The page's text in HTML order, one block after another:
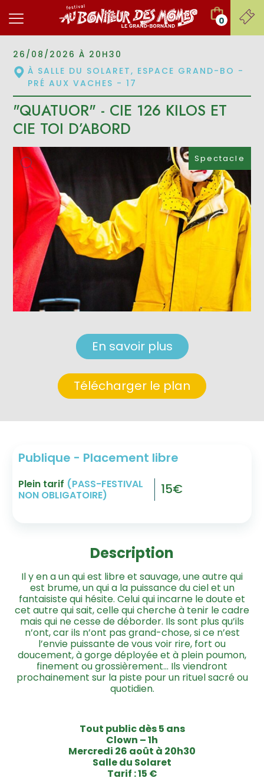
0
Télécharger le plan
En savoir plus
Spectacle
26/08/2026 À 20H30
À SALLE DU SOLARET, ESPACE GRAND-BO -
PRÉ AUX VACHES - 17
"QUATUOR" - CIE 126 KILOS ET
CIE TOI D’ABORD
Publique - Placement libre
Plein tarif (PASS-FESTIVAL
NON OBLIGATOIRE)
15€
Description
Il y en a un qui est libre et sauvage, une autre qui
est brume, un qui a la puissance du ciel et un
fantaisiste qui hésite. Celui qui incarne le doute et
cet autre qui sait, celle qui cherche à tenir le cadre
mais qui ne cesse de déborder. Ils sont plus qu’ils
n’ont, car ils n’ont pas grand-chose, si ce n’est
l’envie puissante de vous voir rire, fort ou
doucement, à gorge déployée et à plein poumon,
finement ou grossièrement… Ils viendront
prochainement sur la piste pour un rituel sacré ou
quotidien.
Tout public dès 5 ans
Clown – 1h
Mercredi 26 août à 20h30
Salle du Solaret
Tarif : 15 €